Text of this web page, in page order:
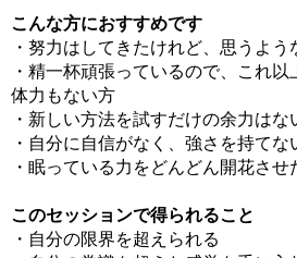
こんな方におすすめです
・努力はしてきたけれど、思うよ
・精一杯頑張っているので、これ
体力もない方
・新しい方法を試すだけの余力は
・自分に自信がなく、強さを持てな
・眠っている力をどんどん開花させ
このセッションで得られること
・自分の限界を超えられる